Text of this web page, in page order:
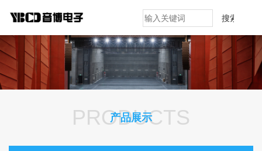
搜索
PRODUCTS
产品展示